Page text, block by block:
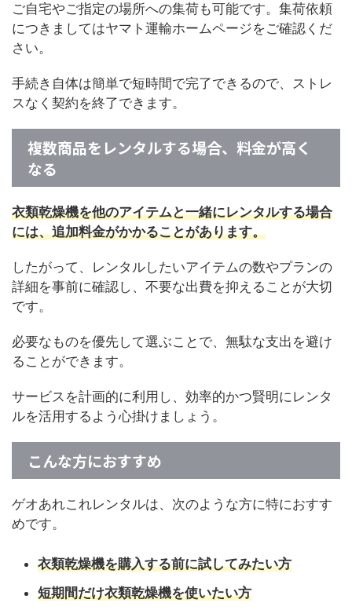
ご自宅やご指定の場所への集荷も可能です。集荷依頼
につきましてはヤマト運輸ホームページをご確認くだ
さい。
手続き自体は簡単で短時間で完了できるので、ストレ
スなく契約を終了できます。
複数商品をレンタルする場合、料金が高く
なる
衣類乾燥機を他のアイテムと一緒にレンタルする場合
には、追加料金がかかることがあります。
したがって、レンタルしたいアイテムの数やプランの
詳細を事前に確認し、不要な出費を抑えることが大切
です。
必要なものを優先して選ぶことで、無駄な支出を避け
ることができます。
サービスを計画的に利用し、効率的かつ賢明にレンタ
ルを活用するよう心掛けましょう。
こんな方におすすめ
ゲオあれこれレンタルは、次のような方に特におすす
めです。
衣類乾燥機を購入する前に試してみたい方
短期間だけ衣類乾燥機を使いたい方